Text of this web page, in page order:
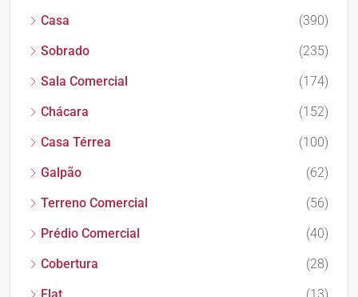
Casa
(390)
Sobrado
(235)
Sala Comercial
(174)
Chácara
(152)
Casa Térrea
(100)
Galpão
(62)
Terreno Comercial
(56)
Prédio Comercial
(40)
Cobertura
(28)